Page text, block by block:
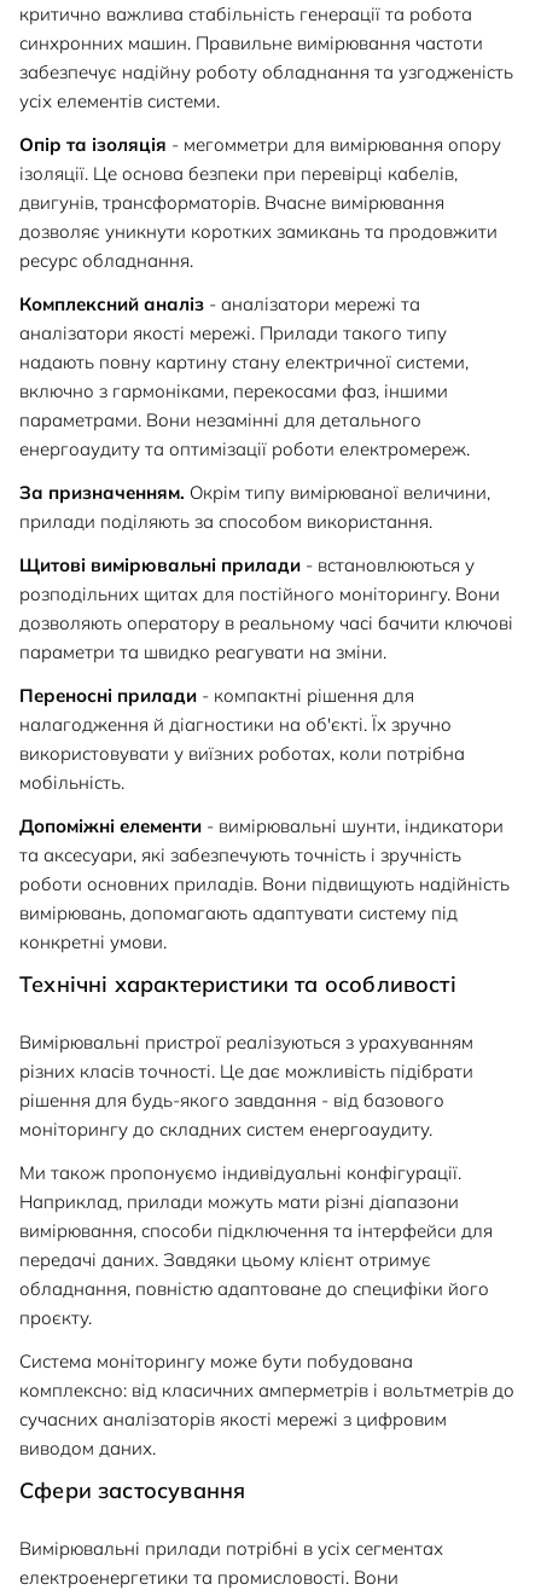
критично важлива стабільність генерації та робота
синхронних машин. Правильне вимірювання частоти
забезпечує надійну роботу обладнання та узгодженість
усіх елементів системи.
Опір та ізоляція - мегомметри для вимірювання опору
ізоляції. Це основа безпеки при перевірці кабелів,
двигунів, трансформаторів. Вчасне вимірювання
дозволяє уникнути коротких замикань та продовжити
ресурс обладнання.
Комплексний аналіз - аналізатори мережі та
аналізатори якості мережі. Прилади такого типу
надають повну картину стану електричної системи,
включно з гармоніками, перекосами фаз, іншими
параметрами. Вони незамінні для детального
енергоаудиту та оптимізації роботи електромереж.
За призначенням. Окрім типу вимірюваної величини,
прилади поділяють за способом використання.
Щитові вимірювальні прилади - встановлюються у
розподільних щитах для постійного моніторингу. Вони
дозволяють оператору в реальному часі бачити ключові
параметри та швидко реагувати на зміни.
Переносні прилади - компактні рішення для
налагодження й діагностики на об'єкті. Їх зручно
використовувати у виїзних роботах, коли потрібна
мобільність.
Допоміжні елементи - вимірювальні шунти, індикатори
та аксесуари, які забезпечують точність і зручність
роботи основних приладів. Вони підвищують надійність
вимірювань, допомагають адаптувати систему під
конкретні умови.
Технічні характеристики та особливості
Вимірювальні пристрої реалізуються з урахуванням
різних класів точності. Це дає можливість підібрати
рішення для будь-якого завдання - від базового
моніторингу до складних систем енергоаудиту.
Ми також пропонуємо індивідуальні конфігурації.
Наприклад, прилади можуть мати різні діапазони
вимірювання, способи підключення та інтерфейси для
передачі даних. Завдяки цьому клієнт отримує
обладнання, повністю адаптоване до специфіки його
проєкту.
Система моніторингу може бути побудована
комплексно: від класичних амперметрів і вольтметрів до
сучасних аналізаторів якості мережі з цифровим
виводом даних.
Сфери застосування
Вимірювальні прилади потрібні в усіх сегментах
електроенергетики та промисловості. Вони